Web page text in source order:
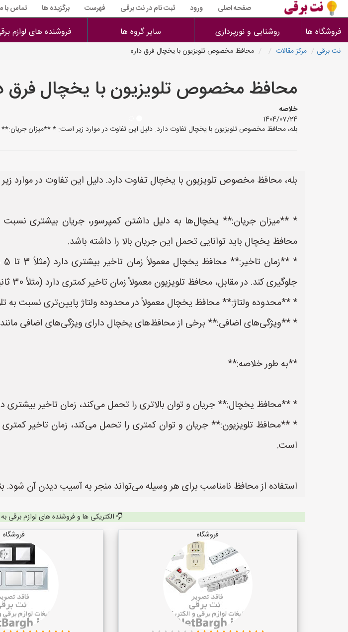
صفحه اصلی ورود ثبت نام در نت برقی فهرست برگزیده ها تماس با
فروشگاه ها روشنایی و نورپردازی سایر گروه ها فروشنده های لوازم
نت برقی مرکز مقالات محافظ مخصوص تلویزیون با یخچال فرق داره
محافظ مخصوص تلویزیون با یخچال فرق
خلاصه
1404/07/24
بله، محافظ مخصوص تلویزیون با یخچال تفاوت دارد. دلیل این تفاوت در موارد زیر است: * **میزان
بله، محافظ مخصوص تلویزیون با یخچال تفاوت دارد. دلیل این تفاوت در موارد
* **میزان جریان:** یخچال‌ها به دلیل داشتن کمپرسور، جریان بیشتری
محافظ یخچال باید توانایی تحمل این جریان بالا را داشته باشد.
جلوگیری کند. در مقابل، محافظ تلویزیون معمولاً زمان تاخیر کمتری دارد (مثلاً 30 ثانیه).
* **محدوده ولتاژ:** محافظ یخچال معمولاً در محدوده ولتاژ پایین‌تری نسبت به
* **ویژگی‌های اضافی:** برخی از محافظ‌های یخچال دارای ویژگی‌های اضافی
**به طور خلاصه:**
* **محافظ یخچال:** جریان و توان بالاتری را تحمل می‌کند، زمان تاخیر
* **محافظ تلویزیون:** جریان و توان کمتری را تحمل می‌کند، زمان تاخیر
است.
استفاده از محافظ نامناسب برای هر وسیله می‌تواند منجر به آسیب دیدن آن
الکتریکی ها و فروشنده های لوازم برقی
فروشگاه
فروشگاه